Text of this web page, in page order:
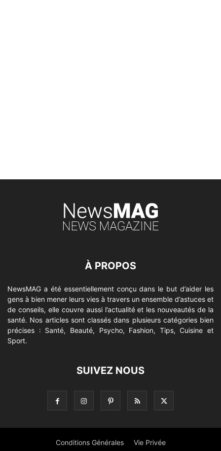
À PROPOS
NewsMAG a été essentiellement conçu dans le but d’aider les
gens à bien mener leurs vies à travers un ensemble d’astuces et
de conseils, elle couvre aussi l’actualité et les nouveautés de la
santé. Nos articles sont classés dans plusieurs catégories bien
précises : Santé, Beauté, Psycho, Fashion, Tips, Cuisine et
Sport.
SUIVEZ NOUS
Conditions Générales Vie Privée